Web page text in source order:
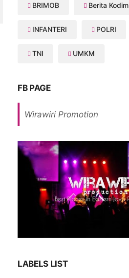
BRIMOB Berita Kodim
INFANTERI POLRI
TNI UMKM
FB PAGE
Wirawiri Promotion
LABELS LIST